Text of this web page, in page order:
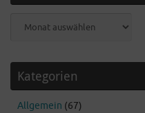
Kategorien
Allgemein (67)